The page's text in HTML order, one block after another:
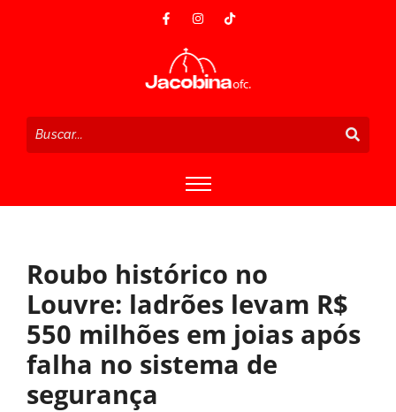
Roubo histórico no
Louvre: ladrões levam R$
550 milhões em joias após
falha no sistema de
segurança